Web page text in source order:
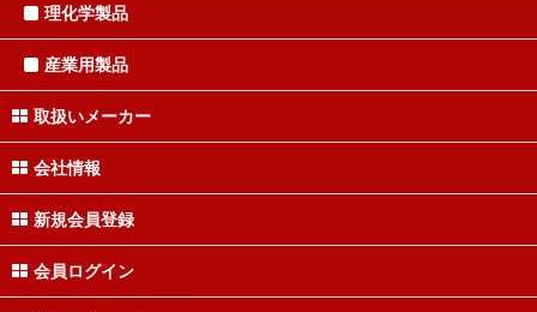
理化学製品
産業用製品
取扱いメーカー
会社情報
新規会員登録
会員ログイン